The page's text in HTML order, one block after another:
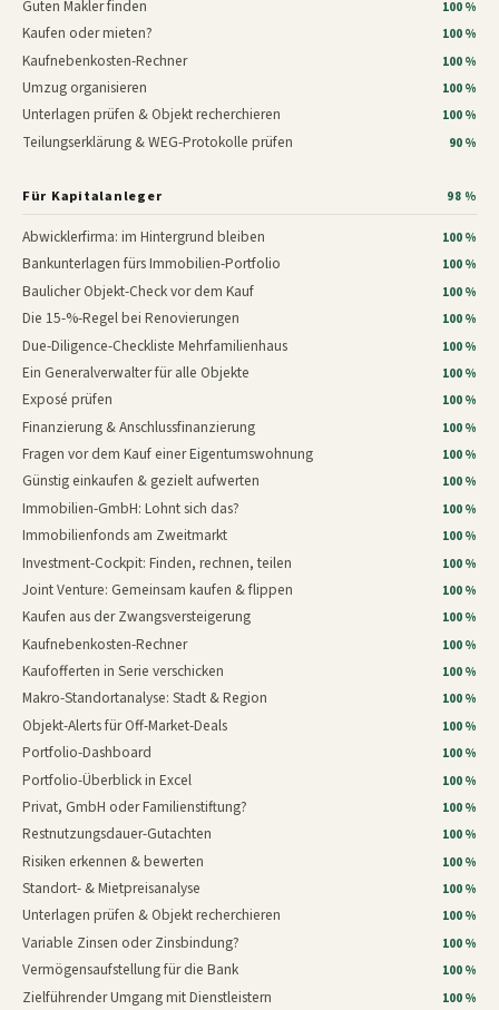
Guten Makler finden 100 %
Kaufen oder mieten? 100 %
Kaufnebenkosten-Rechner 100 %
Umzug organisieren 100 %
Unterlagen prüfen & Objekt recherchieren 100 %
Teilungserklärung & WEG-Protokolle prüfen 90 %
Für Kapitalanleger 98 %
Abwicklerfirma: im Hintergrund bleiben 100 %
Bankunterlagen fürs Immobilien-Portfolio 100 %
Baulicher Objekt-Check vor dem Kauf 100 %
Die 15-%-Regel bei Renovierungen 100 %
Due-Diligence-Checkliste Mehrfamilienhaus 100 %
Ein Generalverwalter für alle Objekte 100 %
Exposé prüfen 100 %
Finanzierung & Anschlussfinanzierung 100 %
Fragen vor dem Kauf einer Eigentumswohnung 100 %
Günstig einkaufen & gezielt aufwerten 100 %
Immobilien-GmbH: Lohnt sich das? 100 %
Immobilienfonds am Zweitmarkt 100 %
Investment-Cockpit: Finden, rechnen, teilen 100 %
Joint Venture: Gemeinsam kaufen & flippen 100 %
Kaufen aus der Zwangsversteigerung 100 %
Kaufnebenkosten-Rechner 100 %
Kaufofferten in Serie verschicken 100 %
Makro-Standortanalyse: Stadt & Region 100 %
Objekt-Alerts für Off-Market-Deals 100 %
Portfolio-Dashboard 100 %
Portfolio-Überblick in Excel 100 %
Privat, GmbH oder Familienstiftung? 100 %
Restnutzungsdauer-Gutachten 100 %
Risiken erkennen & bewerten 100 %
Standort- & Mietpreisanalyse 100 %
Unterlagen prüfen & Objekt recherchieren 100 %
Variable Zinsen oder Zinsbindung? 100 %
Vermögensaufstellung für die Bank 100 %
Zielführender Umgang mit Dienstleistern 100 %